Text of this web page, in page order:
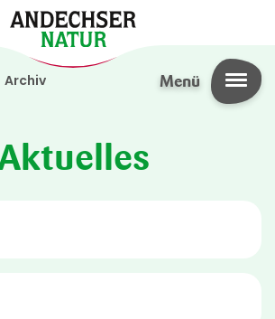
Menü
Archiv